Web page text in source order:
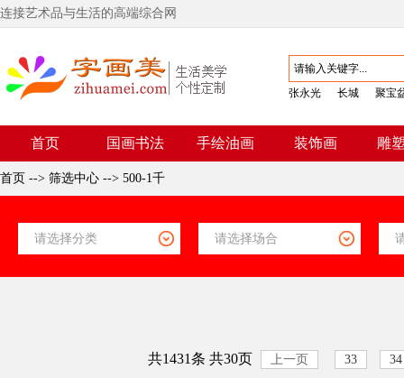
连接艺术品与生活的高端综合网
张永光 长城 聚宝
首页 国画书法 手绘油画 装饰画 雕
首页 --> 筛选中心 --> 500-1千
共1431条 共30页 上一页 33 34